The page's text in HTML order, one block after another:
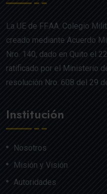
La UE de FF.AA. Colegio
creado mediante Acuerdo
Nro. 140, dado en Quito el
ratificado por el Ministerio
resolución Nro. 608 del 29
Institución
Nosotros
Misión y Visión
Autoridades